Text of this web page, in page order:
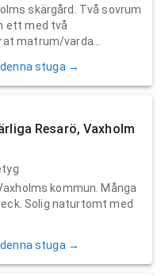
skärgård. Två sovrum
ett med två
matrum/varda...
stuga →
Resarö, Vaxholm
kommun. Många
Solig naturtomt med
stuga →